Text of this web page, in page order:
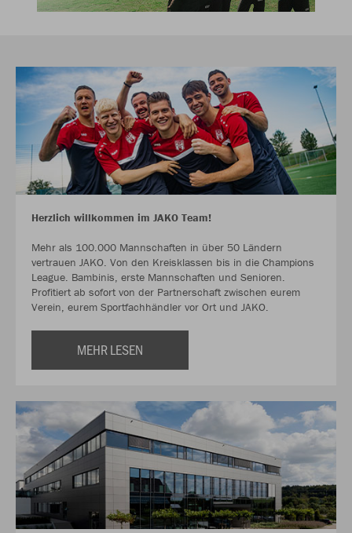
Herzlich willkommen im JAKO Team!
Mehr als 100.000 Mannschaften in über 50 Ländern
vertrauen JAKO. Von den Kreisklassen bis in die Champions
League. Bambinis, erste Mannschaften und Senioren.
Profitiert ab sofort von der Partnerschaft zwischen eurem
Verein, eurem Sportfachhändler vor Ort und JAKO.
MEHR LESEN